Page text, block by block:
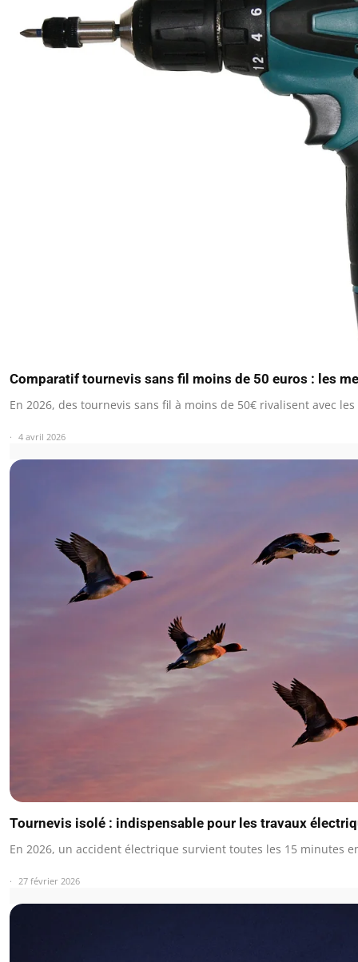
Comparatif tournevis sans fil moins de 50 euros : les
En 2026, des tournevis sans fil à moins de 50€ rivalisent avec
4 avril 2026
Tournevis isolé : indispensable pour les travaux
En 2026, un accident électrique survient toutes les 15 minutes
27 février 2026